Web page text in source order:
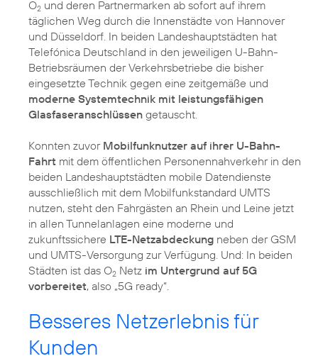
O2 und deren Partnermarken ab sofort auf ihrem
täglichen Weg durch die Innenstädte von Hannover
und Düsseldorf. In beiden Landeshauptstädten hat
Telefónica Deutschland in den jeweiligen U-Bahn-
Betriebsräumen der Verkehrsbetriebe die bisher
eingesetzte Technik gegen eine zeitgemäße und
moderne Systemtechnik mit leistungsfähigen
Glasfaseranschlüssen getauscht.
Konnten zuvor Mobilfunknutzer auf ihrer U-Bahn-
Fahrt mit dem öffentlichen Personennahverkehr in den
beiden Landeshauptstädten mobile Datendienste
ausschließlich mit dem Mobilfunkstandard UMTS
nutzen, steht den Fahrgästen an Rhein und Leine jetzt
in allen Tunnelanlagen eine moderne und
zukunftssichere LTE-Netzabdeckung neben der GSM
und UMTS-Versorgung zur Verfügung. Und: In beiden
Städten ist das O2 Netz im Untergrund auf 5G
vorbereitet, also „5G ready“.
Besseres Netzerlebnis für
Kunden